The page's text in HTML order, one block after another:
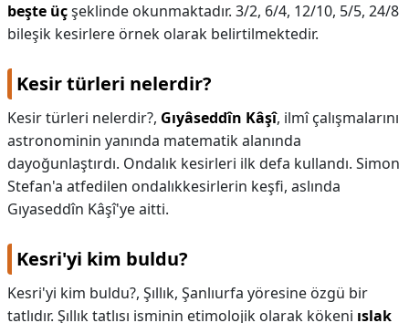
beşte üçşeklinde okunmaktadır. 3/2, 6/4, 12/10, 5/5, 24/8
bileşik kesirlere örnek olarak belirtilmektedir.
Kesir türleri nelerdir?
Kesir türleri nelerdir?, Gıyâseddîn Kâşî, ilmî çalışmalarını
astronominin yanında matematik alanında
dayoğunlaştırdı. Ondalık kesirleri ilk defa kullandı. Simon
Stefan'a atfedilen ondalıkkesirlerin keşfi, aslında
Gıyaseddîn Kâşî'ye aitti.
Kesri'yi kim buldu?
Kesri'yi kim buldu?, Şıllık, Şanlıurfa yöresine özgü bir
tatlıdır. Şıllık tatlısı isminin etimolojik olarak kökeni ıslak